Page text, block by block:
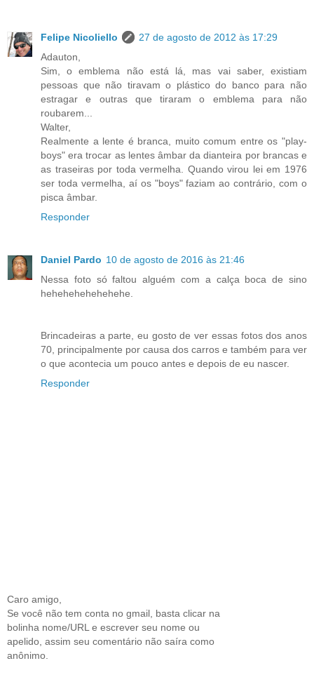
Felipe Nicoliello
27 de agosto de 2012 às 17:29
Adauton,
Sim, o emblema não está lá, mas vai saber, existiam
pessoas que não tiravam o plástico do banco para não
estragar e outras que tiraram o emblema para não
roubarem...
Walter,
Realmente a lente é branca, muito comum entre os "play-
boys" era trocar as lentes âmbar da dianteira por brancas e
as traseiras por toda vermelha. Quando virou lei em 1976
ser toda vermelha, aí os "boys" faziam ao contrário, com o
pisca âmbar.
Responder
Daniel Pardo 10 de agosto de 2016 às 21:46
Nessa foto só faltou alguém com a calça boca de sino
hehehehehehehehe.
Brincadeiras a parte, eu gosto de ver essas fotos dos anos
70, principalmente por causa dos carros e também para ver
o que acontecia um pouco antes e depois de eu nascer.
Responder
Caro amigo,
Se você não tem conta no gmail, basta clicar na
bolinha nome/URL e escrever seu nome ou
apelido, assim seu comentário não saíra como
anônimo.